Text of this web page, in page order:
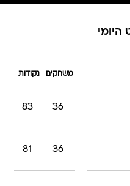
היומי
משחקים נקודות
36
83
36
81